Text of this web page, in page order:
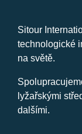
Sitour
technologické
na světě.
lyžařskými
dalšími.